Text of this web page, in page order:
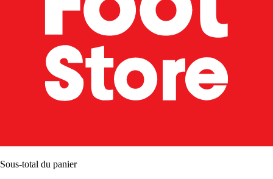
Sous-total du panier